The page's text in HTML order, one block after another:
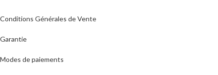
Conditions Générales de Vente
Garantie
Modes de paiements